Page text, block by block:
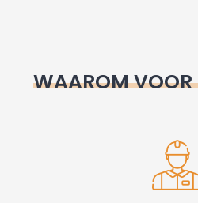
WAAROM VOOR